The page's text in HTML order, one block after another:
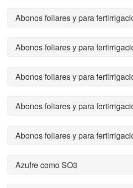
Abonos foliares y para
Abonos foliares y para
Abonos foliares y para
Abonos foliares y para
Abonos foliares y para
Azufre como SO3